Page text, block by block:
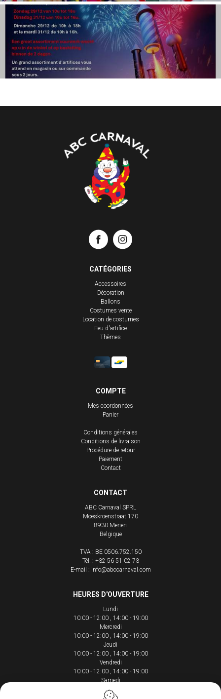
CATÉGORIES
Accessoires
Décoration
Ballons
Costumes vente
Location de costumes
Feu d'artifice
Thèmes
COMPTE
Mes coordonnées
Panier
Conditions générales
Conditions de livraison
Procédure de retour
Paiement
Contact
CONTACT
ABC Carnaval SPRL
Moeskroenstraat 170
8930 Menen
Belgique
TVA : BE 0506.752.150
Tél. : +32 56 51 02 73
E-mail : info@abccarnaval.com
HEURES D'OUVERTURE
Lundi
10:00 - 12:00
14:00 - 19:00
Mercredi
10:00 - 12:00
14:00 - 19:00
Jeudi
10:00 - 12:00
14:00 - 19:00
Vendredi
10:00 - 12:00
14:00 - 19:00
Samedi
10:00 - 12:00
14:00 - 18:00